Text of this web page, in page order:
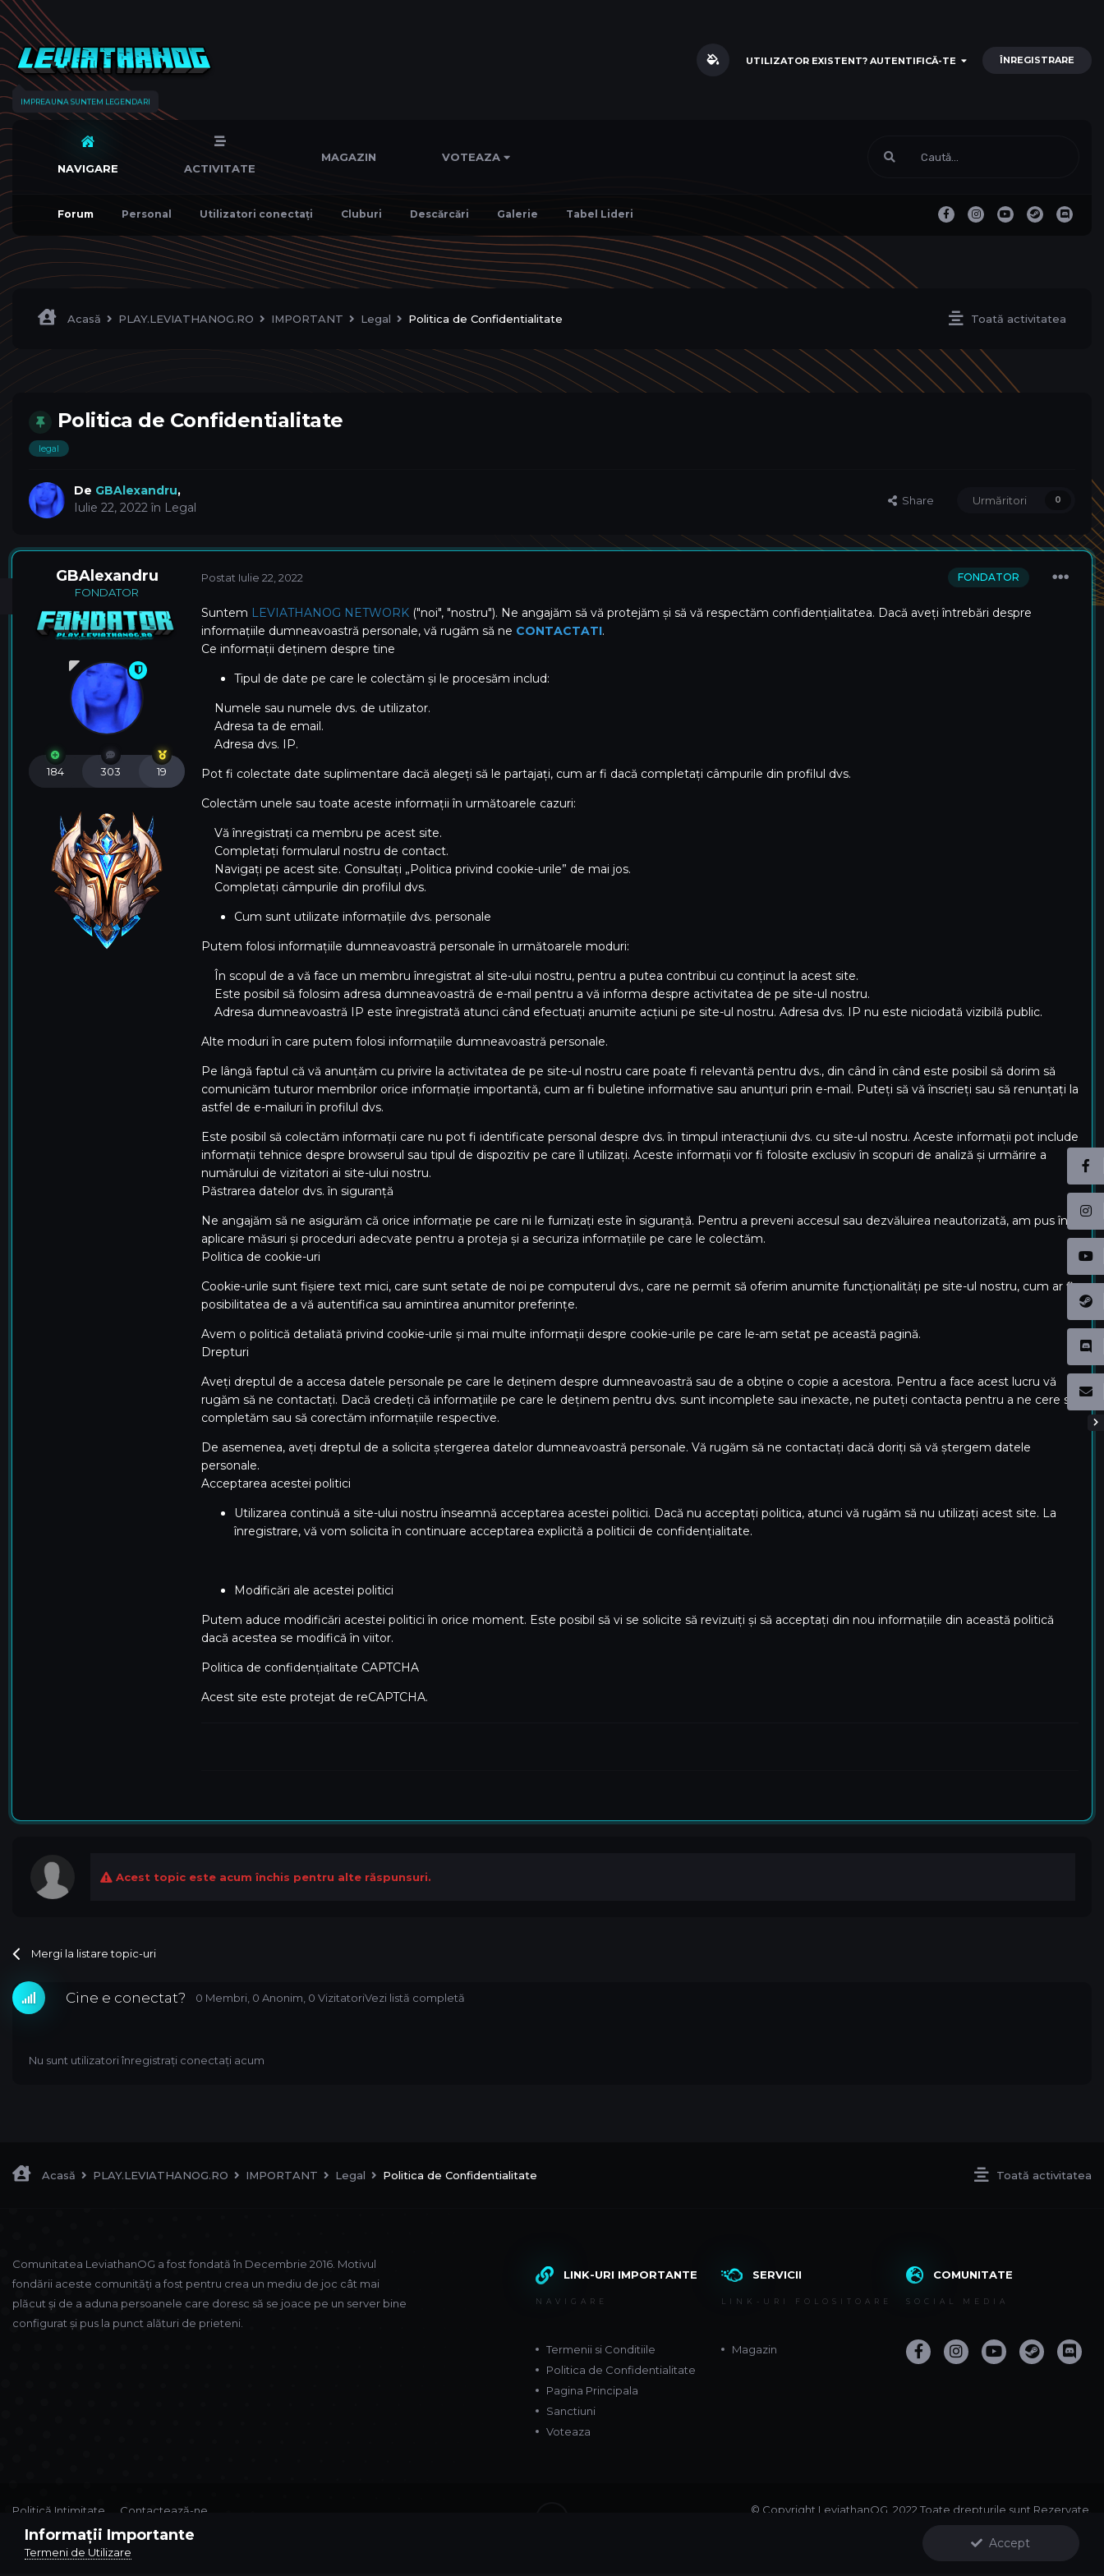
IMPREAUNA SUNTEM LEGENDARI
UTILIZATOR EXISTENT? AUTENTIFICĂ-TE ÎNREGISTRARE
NAVIGARE
Forum Personal Utilizatori conectați Cluburi Descărcări Galerie Tabel Lideri
ACTIVITATE
MAGAZIN VOTEAZA
Toată activitatea
Acasă PLAY.LEVIATHANOG.RO IMPORTANT Legal Politica de Confidentialitate
Politica de Confidentialitate
legal
De GBAlexandru,
Iulie 22, 2022 în Legal Share Urmăritori 0
GBAlexandru
FONDATOR
184 303 19
FONDATOR
Postat Iulie 22, 2022
Suntem LEVIATHANOG NETWORK ("noi", "nostru"). Ne angajăm să vă protejăm și să vă respectăm confidențialitatea. Dacă aveți întrebări despre
informațiile dumneavoastră personale, vă rugăm să ne CONTACTATI.
Ce informații deținem despre tine
Tipul de date pe care le colectăm și le procesăm includ:
Numele sau numele dvs. de utilizator.
Adresa ta de email.
Adresa dvs. IP.
Pot fi colectate date suplimentare dacă alegeți să le partajați, cum ar fi dacă completați câmpurile din profilul dvs.
Colectăm unele sau toate aceste informații în următoarele cazuri:
Vă înregistrați ca membru pe acest site.
Completați formularul nostru de contact.
Navigați pe acest site. Consultați „Politica privind cookie-urile” de mai jos.
Completați câmpurile din profilul dvs.
Cum sunt utilizate informațiile dvs. personale
Putem folosi informațiile dumneavoastră personale în următoarele moduri:
În scopul de a vă face un membru înregistrat al site-ului nostru, pentru a putea contribui cu conținut la acest site.
Este posibil să folosim adresa dumneavoastră de e-mail pentru a vă informa despre activitatea de pe site-ul nostru.
Adresa dumneavoastră IP este înregistrată atunci când efectuați anumite acțiuni pe site-ul nostru. Adresa dvs. IP nu este niciodată vizibilă public.
Alte moduri în care putem folosi informațiile dumneavoastră personale.
Pe lângă faptul că vă anunțăm cu privire la activitatea de pe site-ul nostru care poate fi relevantă pentru dvs., din când în când este posibil să dorim să
comunicăm tuturor membrilor orice informație importantă, cum ar fi buletine informative sau anunțuri prin e-mail. Puteți să vă înscrieți sau să renunțați la
astfel de e-mailuri în profilul dvs.
Este posibil să colectăm informații care nu pot fi identificate personal despre dvs. în timpul interacțiunii dvs. cu site-ul nostru. Aceste informații pot include
informații tehnice despre browserul sau tipul de dispozitiv pe care îl utilizați. Aceste informații vor fi folosite exclusiv în scopuri de analiză și urmărire a
numărului de vizitatori ai site-ului nostru.
Păstrarea datelor dvs. în siguranță
Ne angajăm să ne asigurăm că orice informație pe care ni le furnizați este în siguranță. Pentru a preveni accesul sau dezvăluirea neautorizată, am pus în
aplicare măsuri și proceduri adecvate pentru a proteja și a securiza informațiile pe care le colectăm.
Politica de cookie-uri
Cookie-urile sunt fișiere text mici, care sunt setate de noi pe computerul dvs., care ne permit să oferim anumite funcționalități pe site-ul nostru, cum ar fi
posibilitatea de a vă autentifica sau amintirea anumitor preferințe.
Avem o politică detaliată privind cookie-urile și mai multe informații despre cookie-urile pe care le-am setat pe această pagină.
Drepturi
Aveți dreptul de a accesa datele personale pe care le deținem despre dumneavoastră sau de a obține o copie a acestora. Pentru a face acest lucru vă
rugăm să ne contactați. Dacă credeți că informațiile pe care le deținem pentru dvs. sunt incomplete sau inexacte, ne puteți contacta pentru a ne cere să
completăm sau să corectăm informațiile respective.
De asemenea, aveți dreptul de a solicita ștergerea datelor dumneavoastră personale. Vă rugăm să ne contactați dacă doriți să vă ștergem datele
personale.
Acceptarea acestei politici
Utilizarea continuă a site-ului nostru înseamnă acceptarea acestei politici. Dacă nu acceptați politica, atunci vă rugăm să nu utilizați acest site. La
înregistrare, vă vom solicita în continuare acceptarea explicită a politicii de confidențialitate.
Modificări ale acestei politici
Putem aduce modificări acestei politici în orice moment. Este posibil să vi se solicite să revizuiți și să acceptați din nou informațiile din această politică
dacă acestea se modifică în viitor.
Politica de confidențialitate CAPTCHA
Acest site este protejat de reCAPTCHA.
Acest topic este acum închis pentru alte răspunsuri.
Mergi la listare topic-uri
Cine e conectat? 0 Membri , 0 Anonim, 0 VizitatoriVezi listă completă
Nu sunt utilizatori înregistrați conectați acum
Toată activitatea
Acasă PLAY.LEVIATHANOG.RO IMPORTANT Legal Politica de Confidentialitate
Comunitatea LeviathanOG a fost fondată în Decembrie 2016. Motivul
fondării aceste comunități a fost pentru crea un mediu de joc cât mai
plăcut și de a aduna persoanele care doresc să se joace pe un server bine
configurat și pus la punct alături de prieteni.
LINK-URI IMPORTANTE
NAVIGARE
Termenii si Conditiile
Politica de Confidentialitate
Pagina Principala
Sanctiuni
Voteaza
SERVICII
LINK-URI FOLOSITOARE
Magazin
COMUNITATE
SOCIAL MEDIA
Politică Intimitate
Contactează-ne
Theme by
CodeBite.dev
© Copyright LeviathanOG. 2022 Toate drepturile sunt Rezervate.
Informații Importante
Termeni de Utilizare
Accept